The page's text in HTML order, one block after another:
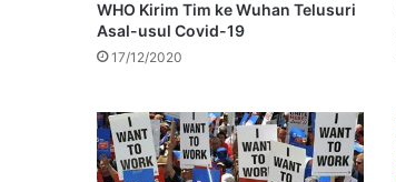
WHO Kirim Tim ke Wuhan Telusuri
Asal-usul Covid-19
17/12/2020